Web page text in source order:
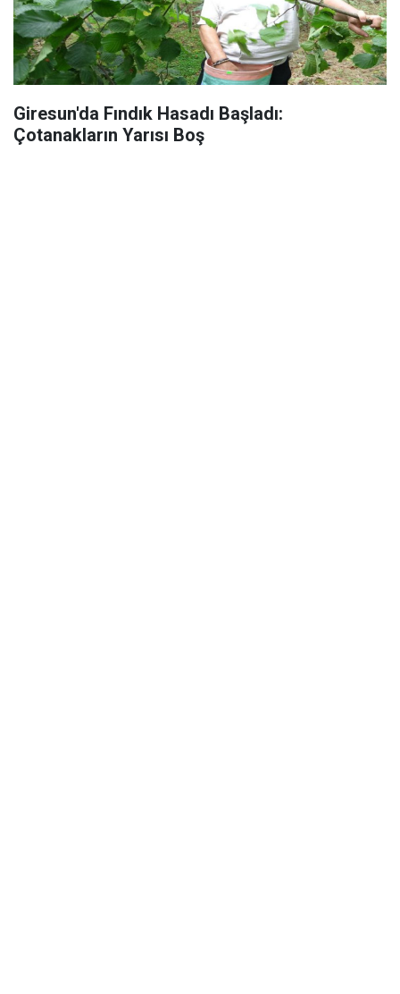
Giresun'da Fındık Hasadı Başladı:
Çotanakların Yarısı Boş